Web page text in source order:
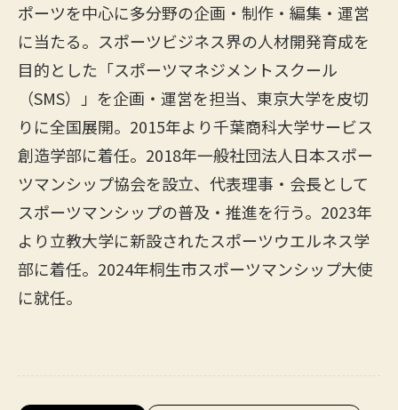
ポーツを中心に多分野の企画・制作・編集・運営
に当たる。スポーツビジネス界の人材開発育成を
目的とした「スポーツマネジメントスクール
（SMS）」を企画・運営を担当、東京大学を皮切
りに全国展開。2015年より千葉商科大学サービス
創造学部に着任。2018年一般社団法人日本スポー
ツマンシップ協会を設立、代表理事・会長として
スポーツマンシップの普及・推進を行う。2023年
より立教大学に新設されたスポーツウエルネス学
部に着任。2024年桐生市スポーツマンシップ大使
に就任。